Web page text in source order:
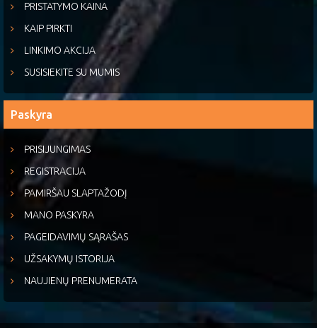
PRISTATYMO KAINA
KAIP PIRKTI
LINKIMO AKCIJA
SUSISIEKITE SU MUMIS
Paskyra
PRISIJUNGIMAS
REGISTRACIJA
PAMIRŠAU SLAPTAŽODĮ
MANO PASKYRA
PAGEIDAVIMŲ SĄRAŠAS
UŽSAKYMŲ ISTORIJA
NAUJIENŲ PRENUMERATA